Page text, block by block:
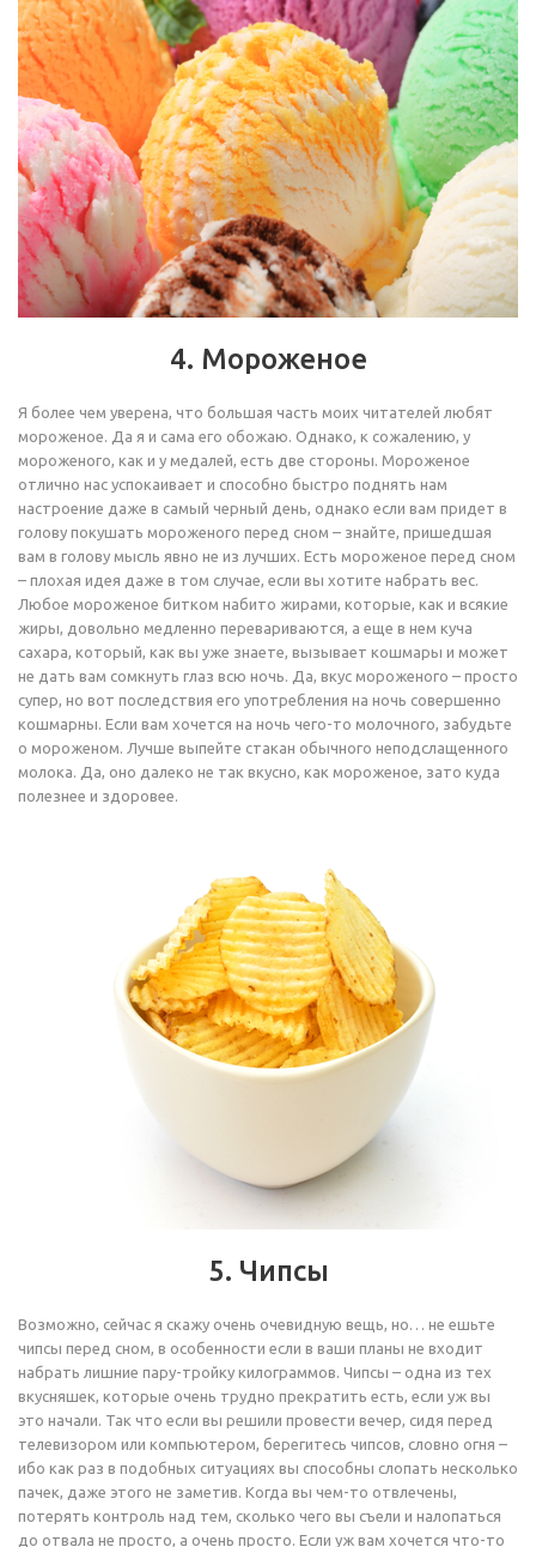
4. Мороженое
Я более чем уверена, что большая часть моих читателей любят
мороженое. Да я и сама его обожаю. Однако, к сожалению, у
мороженого, как и у медалей, есть две стороны. Мороженое
отлично нас успокаивает и способно быстро поднять нам
настроение даже в самый черный день, однако если вам придет в
голову покушать мороженого перед сном – знайте, пришедшая
вам в голову мысль явно не из лучших. Есть мороженое перед сном
– плохая идея даже в том случае, если вы хотите набрать вес.
Любое мороженое битком набито жирами, которые, как и всякие
жиры, довольно медленно перевариваются, а еще в нем куча
сахара, который, как вы уже знаете, вызывает кошмары и может
не дать вам сомкнуть глаз всю ночь. Да, вкус мороженого – просто
супер, но вот последствия его употребления на ночь совершенно
кошмарны. Если вам хочется на ночь чего-то молочного, забудьте
о мороженом. Лучше выпейте стакан обычного неподслащенного
молока. Да, оно далеко не так вкусно, как мороженое, зато куда
полезнее и здоровее.
5. Чипсы
Возможно, сейчас я скажу очень очевидную вещь, но… не ешьте
чипсы перед сном, в особенности если в ваши планы не входит
набрать лишние пару-тройку килограммов. Чипсы – одна из тех
вкусняшек, которые очень трудно прекратить есть, если уж вы
это начали. Так что если вы решили провести вечер, сидя перед
телевизором или компьютером, берегитесь чипсов, словно огня –
ибо как раз в подобных ситуациях вы способны слопать несколько
пачек, даже этого не заметив. Когда вы чем-то отвлечены,
потерять контроль над тем, сколько чего вы съели и налопаться
до отвала не просто, а очень просто. Если уж вам хочется что-то